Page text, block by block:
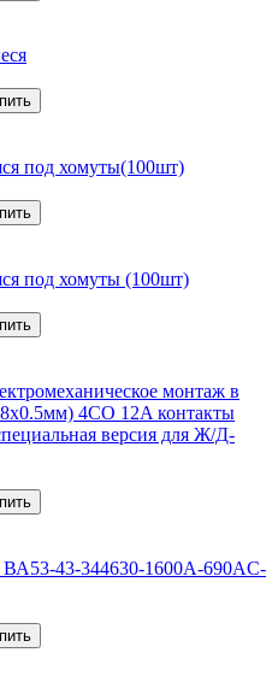
под хомуты(100шт)
под хомуты (100шт)
монтаж в
4CO 12A контакты
версия для Ж/Д-
ВА53-43-344630-1600А-690AC-